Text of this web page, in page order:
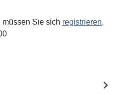
müssen Sie sich registrieren.